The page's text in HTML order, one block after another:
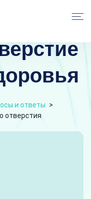
и ответы >
отверстия